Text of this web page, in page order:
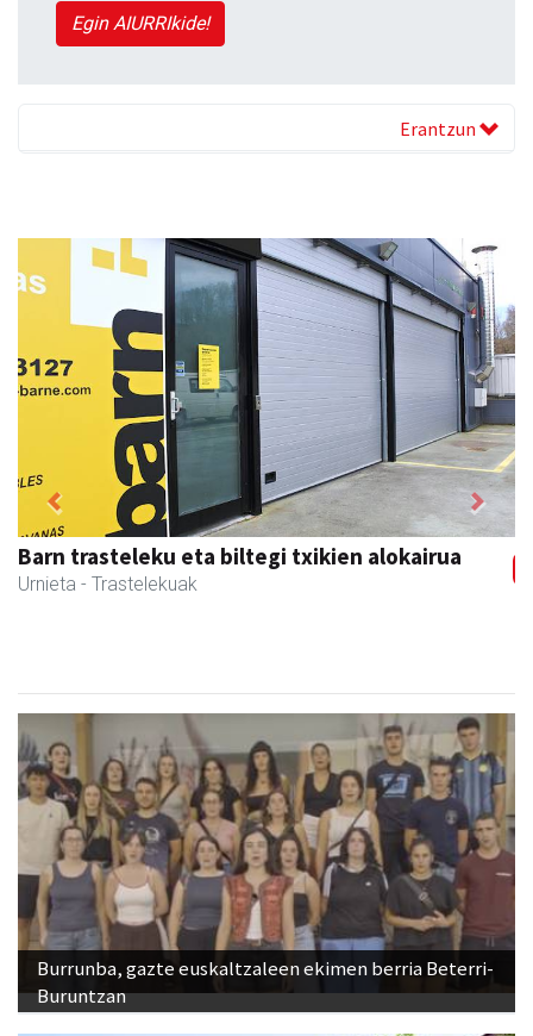
Egin AIURRIkide!
Erantzun
Barn trasteleku eta biltegi txikien alokairua
Urnieta - Trastelekuak
Previous Next
Burrunba, gazte euskaltzaleen ekimen berria Beterri-
Buruntzan